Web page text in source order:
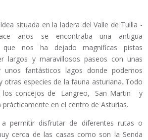
situada en la ladera del Valle de Tuilla -
años se encontraba una antigua
que nos ha dejado magnificas pistas
largos y maravillosos paseos con unas
unos fantásticos lagos donde podemos
otras especies de la fauna asturiana. Todo
los concejos de Langreo, San Martin y
prácticamente en el centro de Asturias.
permitir disfrutar de diferentes rutas o
cerca de las casas como son la Senda